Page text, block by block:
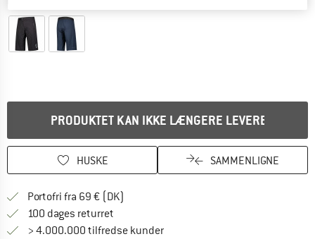
PRODUKTET KAN IKKE LÆNGERE LEVERES
HUSKE SAMMENLIGNE
Portofri fra 69 € (DK)
100 dages returret
> 4.000.000 tilfredse kunder